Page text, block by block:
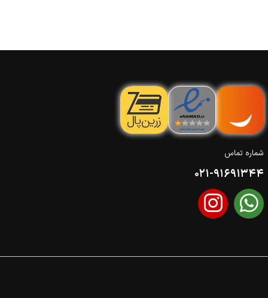
شماره تماس
021-91691344